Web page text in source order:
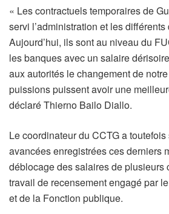
« Les contractuels temporaires de
servi l’administration et les différents
Aujourd’hui, ils sont au niveau du
les banques avec un salaire
aux autorités le changement de
puissions puissent avoir une
déclaré Thierno Bailo Diallo.
Le coordinateur du CCTG a
avancées enregistrées ces derniers
déblocage des salaires de plusieurs
travail de recensement engagé par
et de la Fonction publique.